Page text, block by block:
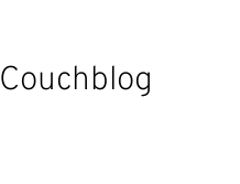
Couchblog